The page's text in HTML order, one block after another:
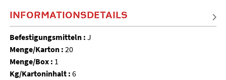
INFORMATIONSDETAILS
Befestigungsmitteln : J
Menge/Karton : 20
Menge/Box : 1
Kg/Kartoninhalt : 6